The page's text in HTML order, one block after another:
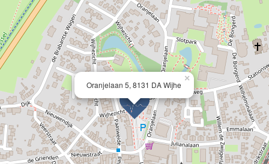
Oranjelaan 5, 8131 DA Wijhe
×